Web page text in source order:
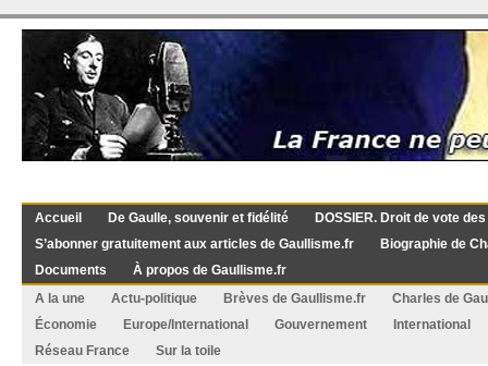
Accueil De Gaulle, souvenir et fidélité
DOSSIER. Droit de vote
S’abonner gratuitement aux articles de Gaullisme.fr
Biographie de
Documents
À propos de Gaullisme.fr
A la une
Actu-politique Brèves de Gaullisme.fr
Charles de
Économie
Europe/International Gouvernement
International
Réseau France
Sur la toile